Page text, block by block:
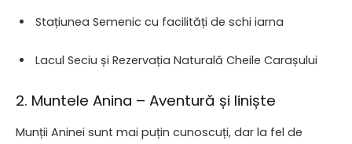
Stațiunea Semenic cu facilități de schi iarna
Lacul Seciu și Rezervația Naturală Cheile Carașului
2. Muntele Anina – Aventură și liniște
Munții Aninei sunt mai puțin cunoscuți, dar la fel de